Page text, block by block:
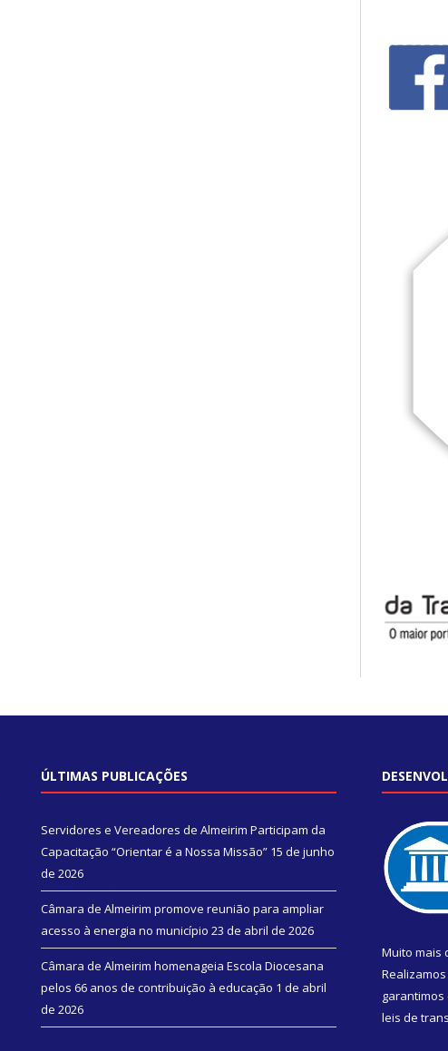
ÚLTIMAS PUBLICAÇÕES
Servidores e Vereadores de Almeirim Participam da
Capacitação “Orientar é a Nossa Missão” 15 de junho
de 2026
Câmara de Almeirim promove reunião para ampliar
acesso à energia no município 23 de abril de 2026
Câmara de Almeirim homenageia Escola Diocesana
pelos 66 anos de contribuição à educação 1 de abril
de 2026
Muito mais
garantimos
leis de